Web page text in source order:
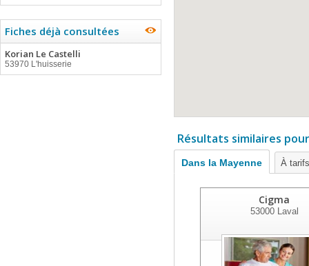
Fiches déjà consultées
Korian Le Castelli
53970 L'huisserie
Résultats similaires
Dans la Mayenne À
Cigma
53000Laval